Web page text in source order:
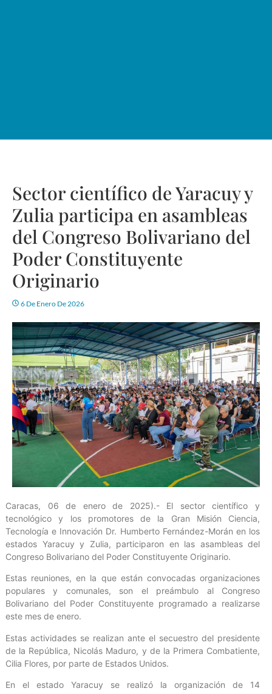
Sector científico de Yaracuy y
Zulia participa en asambleas
del Congreso Bolivariano del
Poder Constituyente
Originario
6 De Enero De 2026
Caracas, 06 de enero de 2025).- El sector científico y
tecnológico y los promotores de la Gran Misión Ciencia,
Tecnología e Innovación Dr. Humberto Fernández-Morán en los
estados Yaracuy y Zulia, participaron en las asambleas del
Congreso Bolivariano del Poder Constituyente Originario.
Estas reuniones, en la que están convocadas organizaciones
populares y comunales, son el preámbulo al Congreso
Bolivariano del Poder Constituyente programado a realizarse
este mes de enero.
Estas actividades se realizan ante el secuestro del presidente
de la República, Nicolás Maduro, y de la Primera Combatiente,
Cilia Flores, por parte de Estados Unidos.
En el estado Yaracuy se realizó la organización de 14